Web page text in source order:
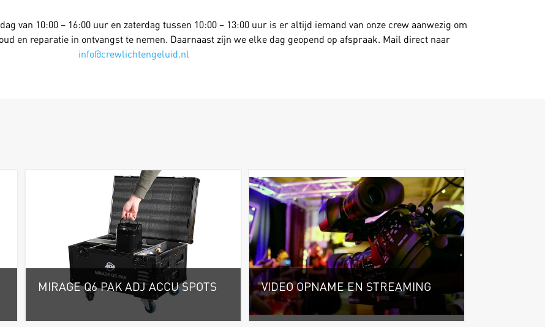
van 10:00 – 16:00 uur en zaterdag tussen 10:00 – 13:00 uur is er altijd iemand van onze crew aanwezig om
en reparatie in ontvangst te nemen. Daarnaast zijn we elke dag geopend op afspraak. Mail direct naar
info@crewlichtengeluid.nl
MIRAGE Q6 PAK ADJ ACCU SPOTS VIDEO OPNAME EN STREAMING